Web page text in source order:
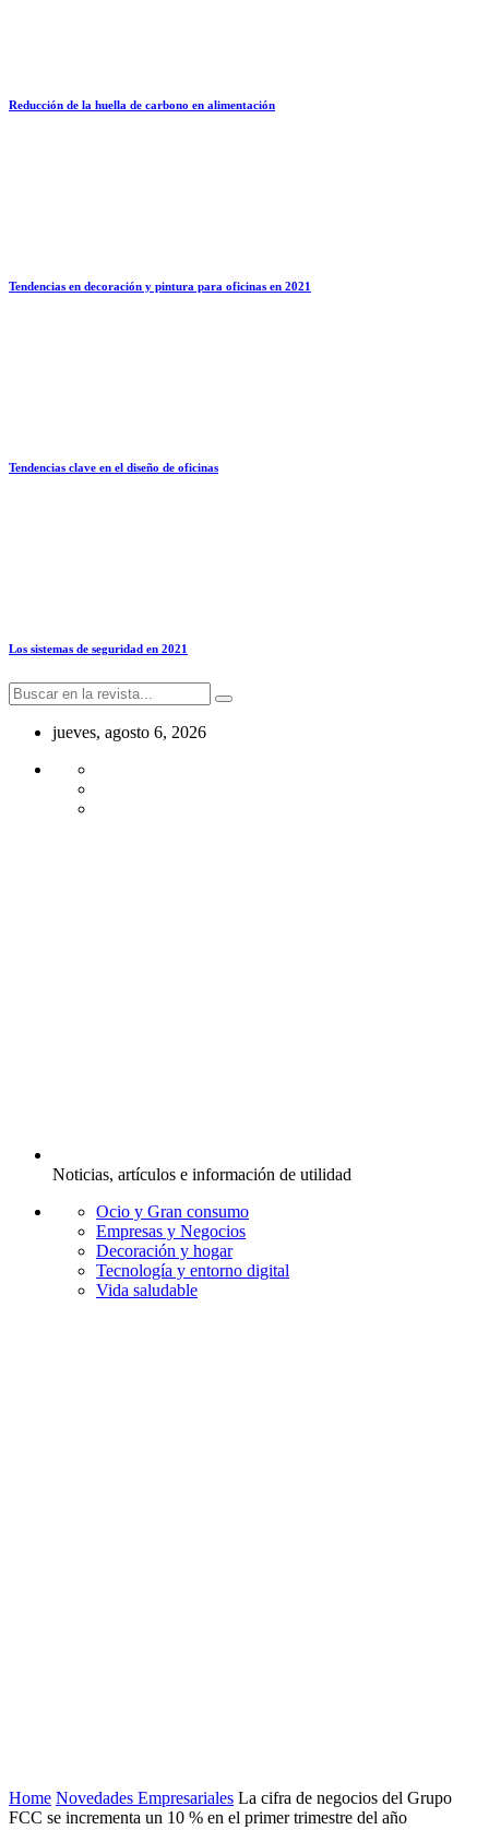
Reducción de la huella de carbono en alimentación
Tendencias en decoración y pintura para oficinas en 2021
Tendencias clave en el diseño de oficinas
Los sistemas de seguridad en 2021
jueves, agosto 6, 2026
Noticias, artículos e información de utilidad
Ocio y Gran consumo
Empresas y Negocios
Decoración y hogar
Tecnología y entorno digital
Vida saludable
Home Novedades Empresariales La cifra de negocios del Grupo
FCC se incrementa un 10 % en el primer trimestre del año